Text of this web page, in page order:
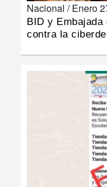
DEPORTES
Nacional /Enero
BID y Embajada
contra la